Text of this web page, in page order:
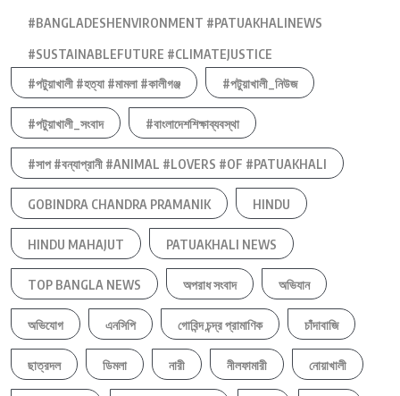
#BANGLADESHENVIRONMENT #PATUAKHALINEWS
#SUSTAINABLEFUTURE #CLIMATEJUSTICE
#পটুয়াখালী #হত্যা #মামলা #কালীগঞ্জ
#পটুয়াখালী_নিউজ
#পটুয়াখালী_সংবাদ #বাংলাদেশশিক্ষাব্যবস্থা
#সাপ #বন্যাপ্রানী #ANIMAL #LOVERS #OF #PATUAKHALI
GOBINDRA CHANDRA PRAMANIK HINDU
HINDU MAHAJUT PATUAKHALI NEWS
TOP BANGLA NEWS অপরাধ সংবাদ অভিযান
অভিযোগ এনসিপি গোবিন্দ চন্দ্র প্রামাণিক চাঁদাবাজি
ছাত্রদল ডিমলা নারী নীলফামারী নোয়াখালী